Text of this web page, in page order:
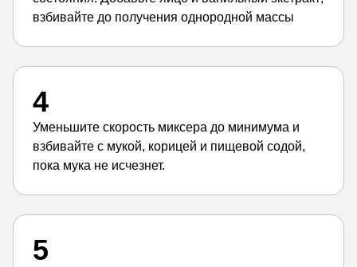
взбивайте до получения однородной массы
4
Уменьшите скорость миксера до минимума и
взбивайте с мукой, корицей и пищевой содой,
пока мука не исчезнет.
5